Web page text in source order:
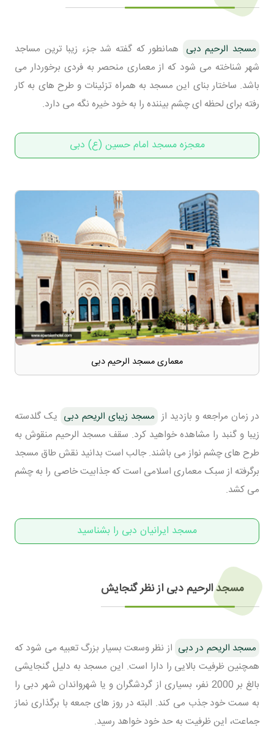
مسجد الرحیم دبی همانطور که گفته شد جزء زیبا ترین مساجد
شهر شناخته می شود که از معماری منحصر به فردی برخوردار می
باشد. ساختار بنای این مسجد به همراه تزئینات و طرح های به کار
رفته برای لحظه ای چشم بیننده را به خود خیره نگه می دارد.
معجزه مسجد امام حسین (ع) دبی
معماری مسجد الرحیم دبی
در زمان مراجعه و بازدید از مسجد زیبای الریحم دبی یک گلدسته
زیبا و گنبد را مشاهده خواهید کرد. سقف مسجد الرحیم منقوش به
طرح های چشم نواز می باشند. جالب است بدانید نقش طاق مسجد
برگرفته از سبک معماری اسلامی است که جذابیت خاصی را به چشم
می کشد.
مسجد ایرانیان دبی را بشناسید
مسجد الرحیم دبی از نظر گنجایش
مسجد الریحم در دبی از نظر وسعت بسیار بزرگ تعبیه می شود که
همچنین ظرفیت بالایی را دارا است. این مسجد به دلیل گنجایشی
بالغ بر 2000 نفر، بسیاری از گردشگران و یا شهرواندان شهر دبی را
به سمت خود جذب می کند. البته در روز های جمعه با برگذاری نماز
جماعت، این ظرفیت به حد خود خواهد رسید.